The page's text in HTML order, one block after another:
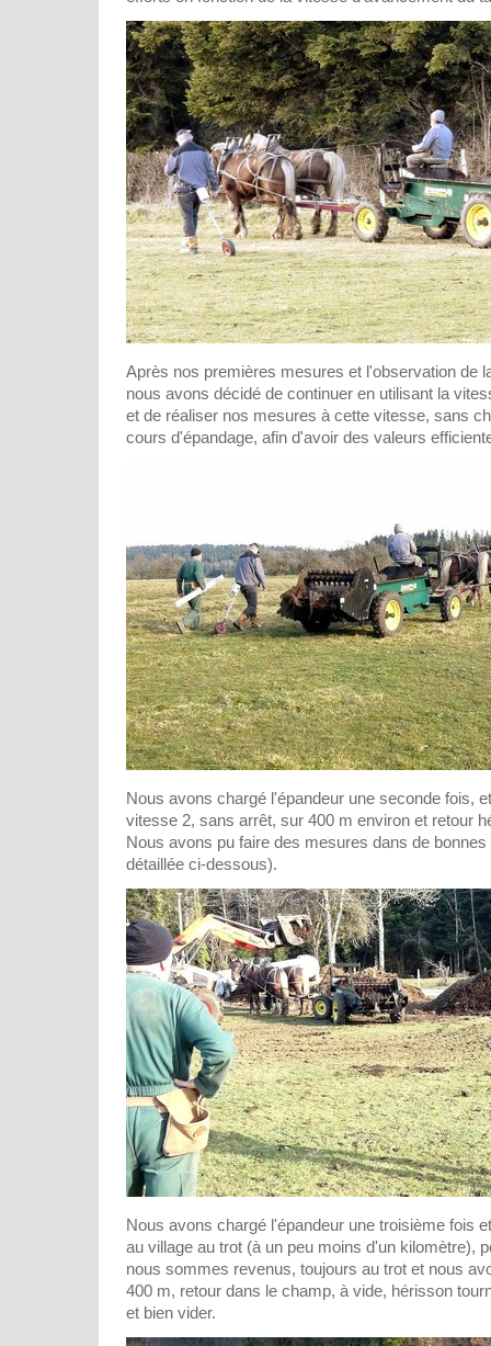
Après nos premières mesures et l'observation de
nous avons décidé de continuer en utilisant la
et de réaliser nos mesures à cette vitesse, sans
cours d'épandage, afin d'avoir des valeurs
Nous avons chargé l'épandeur une seconde fois,
vitesse 2, sans arrêt, sur 400 m environ et retour
Nous avons pu faire des mesures dans de
détaillée ci-dessous).
Nous avons chargé l'épandeur une troisième fois
au village au trot (à un peu moins d'un kilomètre),
nous sommes revenus, toujours au trot et nous
400 m, retour dans le champ, à vide, hérisson
et bien vider.